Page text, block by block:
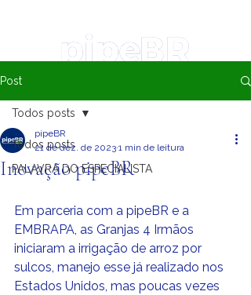
Post
Todos posts
PALAVRA DO ESPECIALISTA
Todos posts
Inovação pipeBR
pipeBR
21 de dez. de 2023 1 min de leitura
Em parceria com a pipeBR e a
EMBRAPA, as Granjas 4 Irmãos
iniciaram a irrigação de arroz por
sulcos, manejo esse já realizado nos
Estados Unidos, mas poucas vezes